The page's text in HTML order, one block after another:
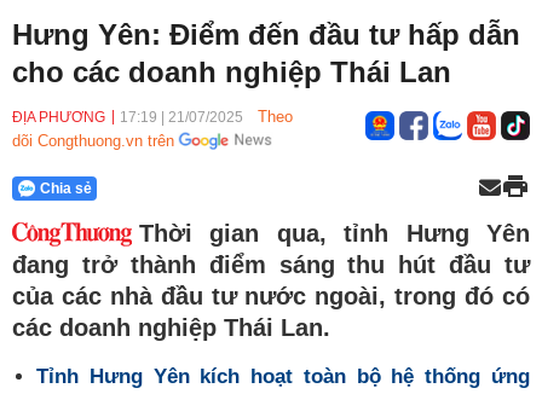
Hưng Yên: Điểm đến đầu tư hấp dẫn
cho các doanh nghiệp Thái Lan
ĐỊA PHƯƠNG 17:19 21/07/2025
Theo
dõi Congthuong.vn trên
Chia sẻ
Thời gian qua, tỉnh Hưng Yên
đang trở thành điểm sáng thu hút đầu tư
của các nhà đầu tư nước ngoài, trong đó có
các doanh nghiệp Thái Lan.
Tỉnh Hưng Yên kích hoạt toàn bộ hệ thống ứng